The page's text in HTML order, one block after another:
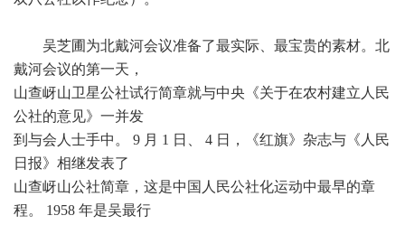
吴芝圃为北戴河会议准备了最实际、最宝贵的素材。北
戴河会议的第一天，
山查岈山卫星公社试行简章就与中央《关于在农村建立人民
公社的意见》一并发
到与会人士手中。 9 月 1 日、 4 日，《红旗》杂志与《人民
日报》相继发表了
山查岈山公社简章，这是中国人民公社化运动中最早的章
程。 1958 年是吴最行